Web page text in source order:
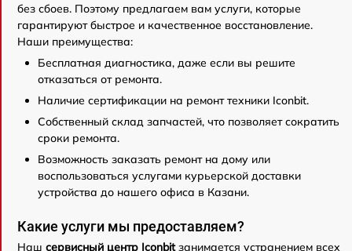
без сбоев. Поэтому предлагаем вам услуги, которые
гарантируют быстрое и качественное восстановление.
Наши преимущества:
Бесплатная диагностика, даже если вы решите
отказаться от ремонта.
Наличие сертификации на ремонт техники Iconbit.
Собственный склад запчастей, что позволяет сократить
сроки ремонта.
Возможность заказать ремонт на дому или
воспользоваться услугами курьерской доставки
устройства до нашего офиса в Казани.
Какие услуги мы предоставляем?
Наш сервисный центр Iconbitзанимается устранением всех